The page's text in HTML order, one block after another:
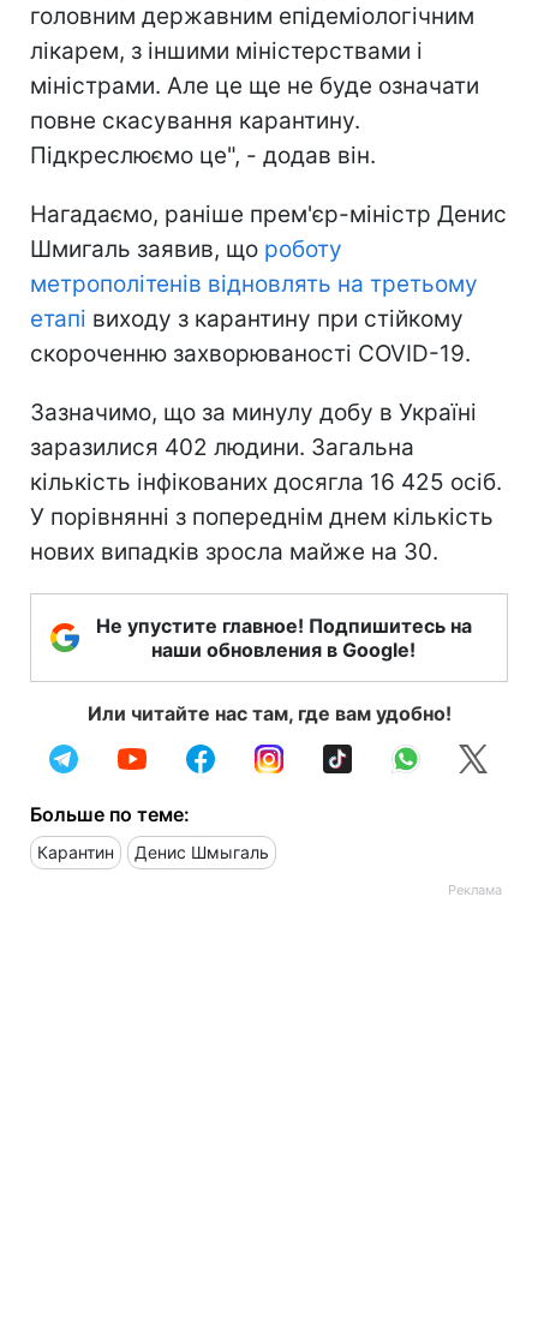
головним державним епідеміологічним
лікарем, з іншими міністерствами і
міністрами. Але це ще не буде означати
повне скасування карантину.
Підкреслюємо це", - додав він.
Нагадаємо, раніше прем'єр-міністр Денис
Шмигаль заявив, що роботу
метрополітенів відновлять на третьому
етапі виходу з карантину при стійкому
скороченню захворюваності COVID-19.
Зазначимо, що за минулу добу в Україні
заразилися 402 людини. Загальна
кількість інфікованих досягла 16 425 осіб.
У порівнянні з попереднім днем кількість
нових випадків зросла майже на 30.
Не упустите главное! Подпишитесь на
наши обновления в Google!
Или читайте нас там, где вам удобно!
Больше по теме:
Карантин Денис Шмыгаль